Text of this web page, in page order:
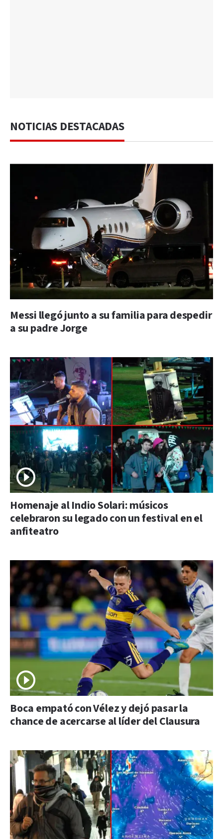
NOTICIAS DESTACADAS
Messi llegó junto a su familia para despedir
a su padre Jorge
Homenaje al Indio Solari: músicos
celebraron su legado con un festival en el
anfiteatro
Boca empató con Vélez y dejó pasar la
chance de acercarse al líder del Clausura